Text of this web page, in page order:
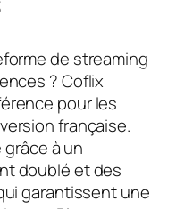
de streaming
? Coflix
pour les
française.
grâce à un
doublé et des
garantissent une